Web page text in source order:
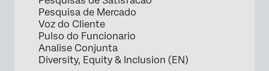
Pesquisa de Mercado
Voz do Cliente
Pulso do Funcionario
Analise Conjunta
Diversity, Equity & Inclusion (EN)